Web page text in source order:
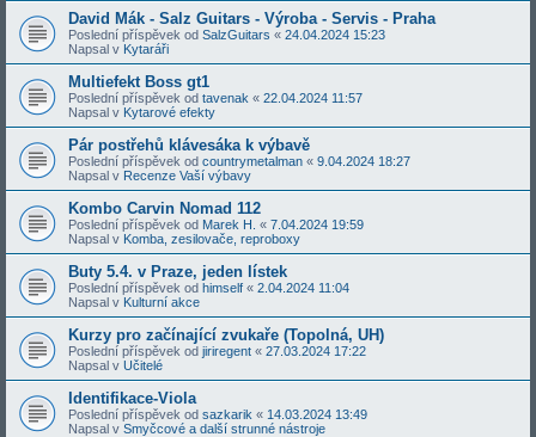
David Mák - Salz Guitars - Výroba - Servis - Praha
Poslední příspěvek od SalzGuitars « 24.04.2024 15:23
Napsal v Kytaráři
Multiefekt Boss gt1
Poslední příspěvek od tavenak « 22.04.2024 11:57
Napsal v Kytarové efekty
Pár postřehů klávesáka k výbavě
Poslední příspěvek od countrymetalman « 9.04.2024 18:27
Napsal v Recenze Vaší výbavy
Kombo Carvin Nomad 112
Poslední příspěvek od Marek H. « 7.04.2024 19:59
Napsal v Komba, zesilovače, reproboxy
Buty 5.4. v Praze, jeden lístek
Poslední příspěvek od himself « 2.04.2024 11:04
Napsal v Kulturní akce
Kurzy pro začínající zvukaře (Topolná, UH)
Poslední příspěvek od jiriregent « 27.03.2024 17:22
Napsal v Učitelé
Identifikace-Viola
Poslední příspěvek od sazkarik « 14.03.2024 13:49
Napsal v Smyčcové a další strunné nástroje